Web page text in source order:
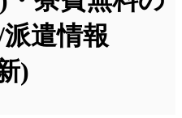
遣情報
)